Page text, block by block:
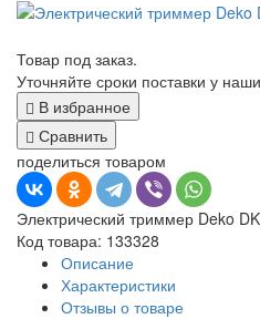
Товар под заказ.
Уточняйте сроки поставки у
В избранное
Сравнить
поделиться товаром
Электрический триммер Deko
Код товара: 133328
Описание
Характеристики
Отзывы о товаре